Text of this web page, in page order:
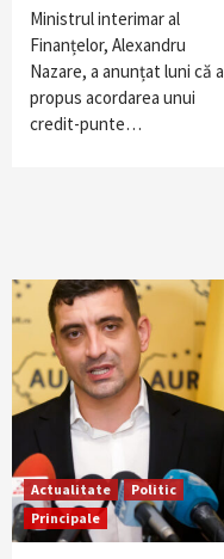
Ministrul interimar al
Finanțelor, Alexandru
Nazare, a anunțat luni că a
propus acordarea unui
credit-punte…
Actualitate
Politic
Principale